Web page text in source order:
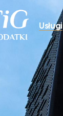
Usługi